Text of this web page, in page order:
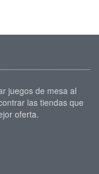
juegos de mesa al
las tiendas que
oferta.